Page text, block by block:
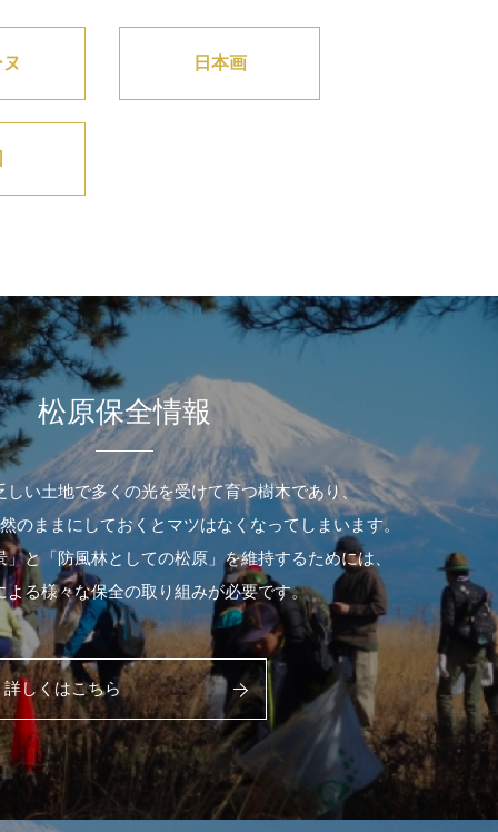
日本画
松原保全情報
しい土地で多くの光を受けて育つ樹木であり、
のままにしておくとマツはなくなってしまいます。
と「防風林としての松原」を維持するためには、
よる様々な保全の取り組みが必要です。
詳しくはこちら